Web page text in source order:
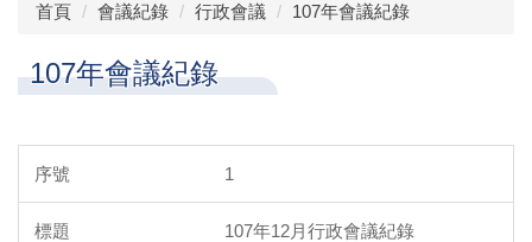
首頁 會議紀錄 行政會議 107年會議紀錄
107年會議紀錄
1
107年12月行政會議紀錄